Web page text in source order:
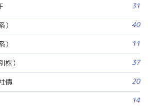
31
40
11
株） 37
債 20
14